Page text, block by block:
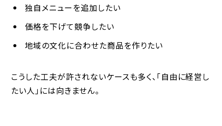
独自メニューを追加したい
価格を下げて競争したい
地域の文化に合わせた商品を作りたい
こうした工夫が許されないケースも多く、「自由に経営し
たい人」には向きません。